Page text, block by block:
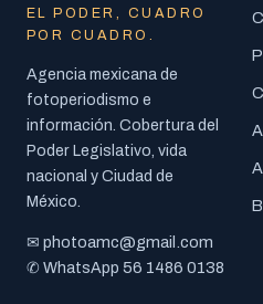
EL PODER, CUADRO
POR CUADRO.
Agencia mexicana de
fotoperiodismo e
información. Cobertura del
Poder Legislativo, vida
nacional y Ciudad de
México.
✉ photoamc@gmail.com
✆ WhatsApp 56 1486 0138